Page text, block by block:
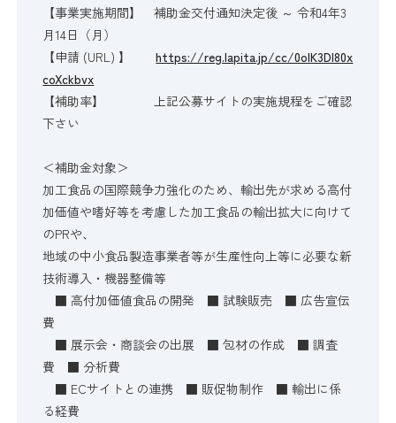
【事業実施期間】 補助金交付通知決定後 ～ 令和4年3
月14日（月）
【申請 (URL) 】https://reg.lapita.jp/cc/0oIK3Dl80x
coXckbvx
【補助率】 上記公募サイトの実施規程をご確認
下さい
＜補助金対象＞
加工食品の国際競争力強化のため、輸出先が求める高付
加価値や嗜好等を考慮した加工食品の輸出拡大に向けて
のPRや、
地域の中小食品製造事業者等が生産性向上等に必要な新
技術導入・機器整備等
■ 高付加価値食品の開発 ■ 試験販売 ■ 広告宣伝
費
■ 展示会・商談会の出展 ■ 包材の作成 ■ 調査
費 ■ 分析費
■ ECサイトとの連携 ■ 販促物制作 ■ 輸出に係
る経費